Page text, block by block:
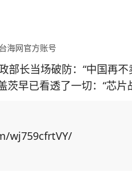
台海网官方账号
部长当场破防：“中国再
茨早已看透了一切：“芯
生身上！ 美国以中国留学生为筹码，施压中
wj759cfrtVY/